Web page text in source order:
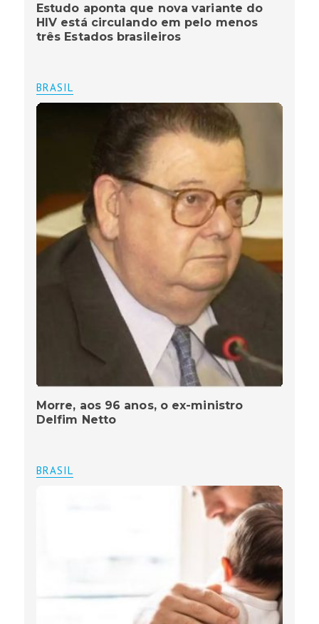
Estudo aponta que nova variante do
HIV está circulando em pelo menos
três Estados brasileiros
BRASIL
Morre, aos 96 anos, o ex-ministro
Delfim Netto
BRASIL